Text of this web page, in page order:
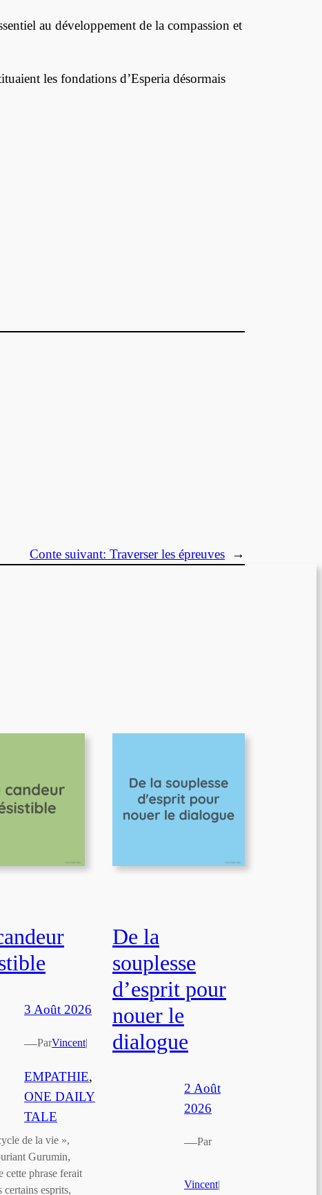
au développement de la compassion et
les fondations d’Esperia désormais
Conte suivant: Traverser les épreuves →
3 Août 2026
—ParVincent|
EMPATHIE
ONE DAILY
TALE
de la vie »,
Gurumin,
cette phrase ferait
certains esprits,
De la
souplesse
d’esprit pour
nouer le
dialogue
2 Août
2026
—Par
Vincent|